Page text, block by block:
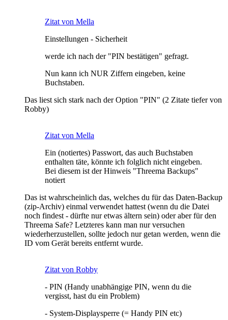
Zitat von Mella
Einstellungen - Sicherheit
werde ich nach der "PIN bestätigen" gefragt.
Nun kann ich NUR Ziffern eingeben, keine
Buchstaben.
Das liest sich stark nach der Option "PIN" (2 Zitate tiefer von
Robby)
Zitat von Mella
Ein (notiertes) Passwort, das auch Buchstaben
enthalten täte, könnte ich folglich nicht eingeben.
Bei diesem ist der Hinweis "Threema Backups"
notiert
Das ist wahrscheinlich das, welches du für das Daten-Backup
(zip-Archiv) einmal verwendet hattest (wenn du die Datei
noch findest - dürfte nur etwas ältern sein) oder aber für den
Threema Safe? Letzteres kann man nur versuchen
wiederherzustellen, sollte jedoch nur getan werden, wenn die
ID vom Gerät bereits entfernt wurde.
Zitat von Robby
- PIN (Handy unabhängige PIN, wenn du die
vergisst, hast du ein Problem)
- System-Displaysperre (= Handy PIN etc)